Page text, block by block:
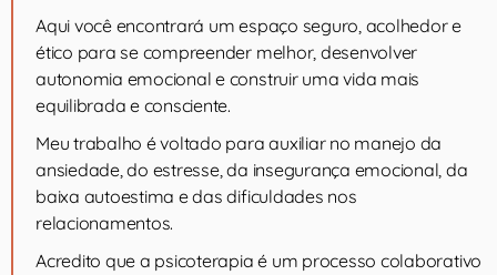
Aqui você encontrará um espaço seguro, acolhedor e
ético para se compreender melhor, desenvolver
autonomia emocional e construir uma vida mais
equilibrada e consciente.
Meu trabalho é voltado para auxiliar no manejo da
ansiedade, do estresse, da insegurança emocional, da
baixa autoestima e das dificuldades nos
relacionamentos.
Acredito que a psicoterapia é um processo colaborativo